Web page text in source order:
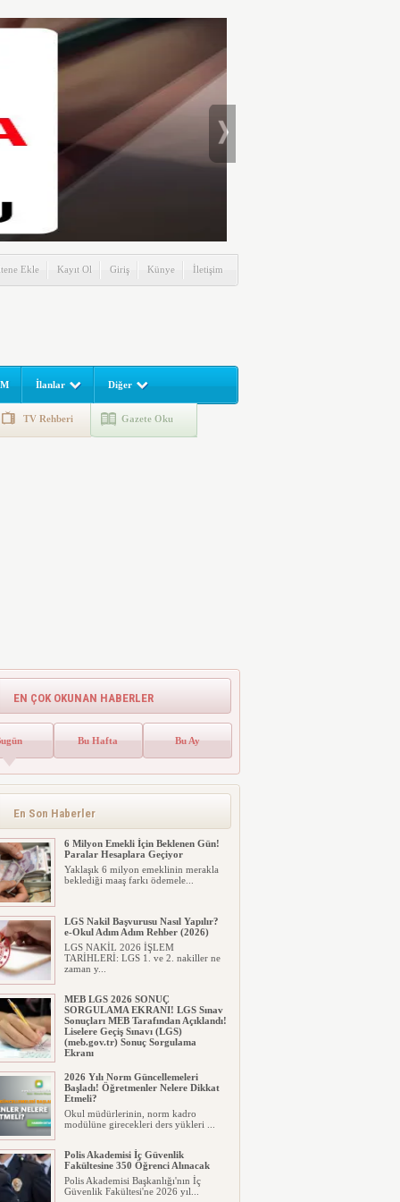
Ekle Kayıt Ol Giriş Künye İletişim
İlanlar Diğer
TV Rehberi Gazete Oku
EN ÇOK OKUNAN HABERLER
Bu Hafta Bu Ay
En Son Haberler
Sahipleri Dikkat
Emlak vergisinde gelecek yıl için esas
6 Milyon Emekli İçin Beklenen Gün!
Paralar Hesaplara Geçiyor
Yaklaşık 6 milyon emeklinin merakla
beklediği maaş farkı ödemele...
LGS Nakil Başvurusu Nasıl Yapılır?
e-Okul Adım Adım Rehber (2026)
LGS NAKİL 2026 İŞLEM
TARİHLERİ: LGS 1. ve 2. nakiller ne
zaman y...
MEB LGS 2026 SONUÇ
SORGULAMA EKRANI! LGS Sınav
Sonuçları MEB Tarafından Açıklandı!
Liselere Geçiş Sınavı (LGS)
(meb.gov.tr) Sonuç Sorgulama
Ekranı
Milyonlarca öğrenci için ...
2026 Yılı Norm Güncellemeleri
Başladı! Öğretmenler Nelere Dikkat
Etmeli?
Okul müdürlerinin, norm kadro
modülüne girecekleri ders yükleri ...
Polis Akademisi İç Güvenlik
Fakültesine 350 Öğrenci Alınacak
Polis Akademisi Başkanlığı'nın İç
Güvenlik Fakültesi'ne 2026 yıl...